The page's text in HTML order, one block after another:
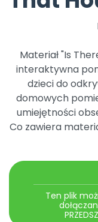
Materiał "Is
interaktywna
dzieci do
domowych
umiejętności
Co zawiera
Ten plik